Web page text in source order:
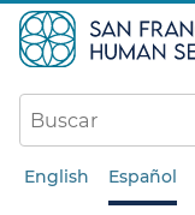
English Español